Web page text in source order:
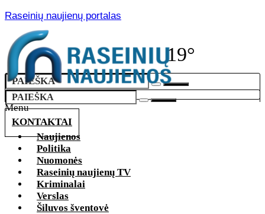
Raseinių naujienų portalas
19°
KONTAKTAI
Menu
Naujienos
Politika
Nuomonės
Raseinių naujienų TV
Kriminalai
Verslas
Šiluvos šventovė